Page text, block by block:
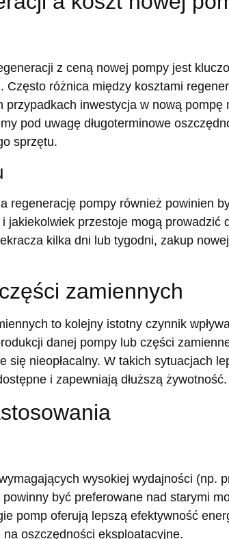
z ceną nowej pompy jest
Często różnica między kosztami
przypadkach inwestycja w nową pompę
pod uwagę długoterminowe
sprzętu.
regenerację pompy również powinien
i jakiekolwiek przestoje mogą
kilka dni lub tygodni, zakup
zamiennych
to kolejny istotny czynnik
danej pompy lub części
się nieopłacalny. W takich sytuacjach
i zapewniają dłuższą żywotność.
wysokiej wydajności (np.
być preferowane nad starymi
pomp oferują lepszą efektywność
na oszczędności eksploatacyjne.